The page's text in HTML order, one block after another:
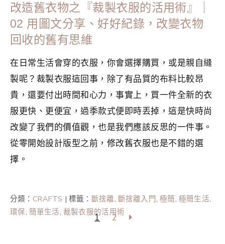
改造舊衣物之『裁製衣服的活用術』｜
02 用圖文分享、好好紀錄，改變衣物
回收的舊有思維
在日常生活會穿的衣服，你會選擇購買，或是親自縫
製呢？裁製衣服這回事，除了有品質的布料比較昂
貴，還要付出時間和心力，事實上，買一件全新的衣
服更快、更便宜，過季款式便即時丟掉，這是快時尚
改變了我們的價值觀，也是我們應該反思的一件事。
從零開始設計版型之前，修改舊衣服也是不錯的選
擇。
分類： CRAFTS | 標籤： 斷捨離, 斷捨離入門,極簡, 極簡生活,
環保, 簡單生活, 裁製衣服的活用術
1 2